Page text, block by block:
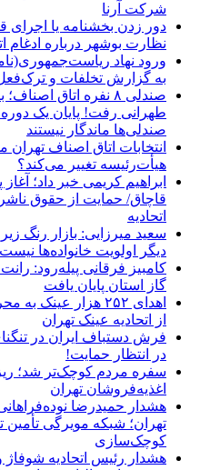
شرکت آرنا
دور زدن بخشنامه یا اجرای
نظارت بوشهر درباره ادغام
ورود نهاد
به گزارش تخلفات و
صندلی ۸ نفره اتاق
طهرانی رفت! پایان یک
صندلی‌ها ماندگار نیستند
انتخابات اتاق اصناف
هیأت‌رئیسه تغییر می‌کند؟
ابراهیم کریمی خبر داد؛
قاچاق/ حمایت از حقوق
اتحادیه
سعید میرزایی: بازار رنگ
دیگر اولویت خانواده‌ها
کامبیز فرقانی پیله‌رود:
گاز استان پایان یافت
اهدای ۲۵۲ هزار
از اتحادیه عینک تهران
در انتظار حمایت!
اغذیه‌فروشان تهران
هشدار حمیدرضا
تهران؛ شبکه مویرگی تأمین
کوچک‌سازی
هشدار رئیس اتحادیه